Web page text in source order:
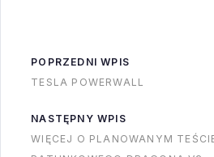
POPRZEDNI WPIS
TESLA POWERWALL
NASTĘPNY WPIS
WIĘCEJ O PLANOWANYM